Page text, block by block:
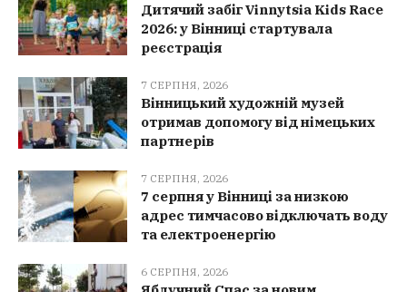
Дитячий забіг Vinnytsia Kids Race
2026: у Вінниці стартувала
реєстрація
7 СЕРПНЯ, 2026
Вінницький художній музей
отримав допомогу від німецьких
партнерів
7 СЕРПНЯ, 2026
7 серпня у Вінниці за низкою
адрес тимчасово відключать воду
та електроенергію
6 СЕРПНЯ, 2026